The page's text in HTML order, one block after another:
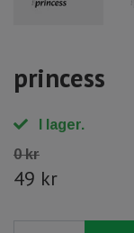
princess
I lager.
0 kr
49 kr